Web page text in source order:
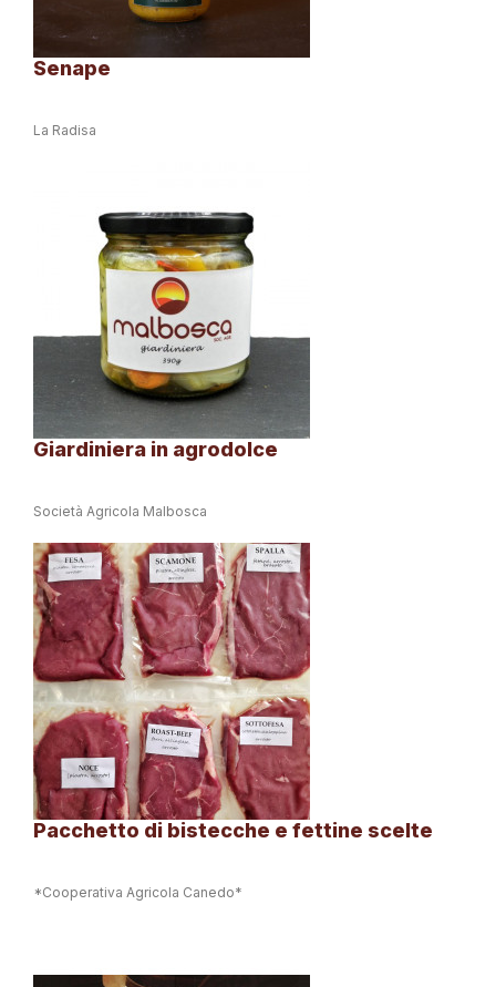
Senape
La Radisa
Giardiniera in agrodolce
Società Agricola Malbosca
Pacchetto di bistecche e fettine scelte
*Cooperativa Agricola Canedo*